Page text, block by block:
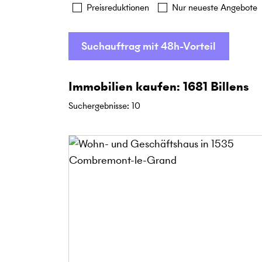
Preisreduktionen Nur neueste Angebote
Suchauftrag mit 48h-Vorteil
Immobilien kaufen: 1681 Billens
Suchergebnisse: 10